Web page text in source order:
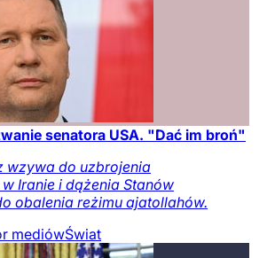
senatora USA. "Dać im broń"
wzywa do uzbrojenia
Iranie i dążenia Stanów
obalenia reżimu ajatollahów.
mediówŚwiat